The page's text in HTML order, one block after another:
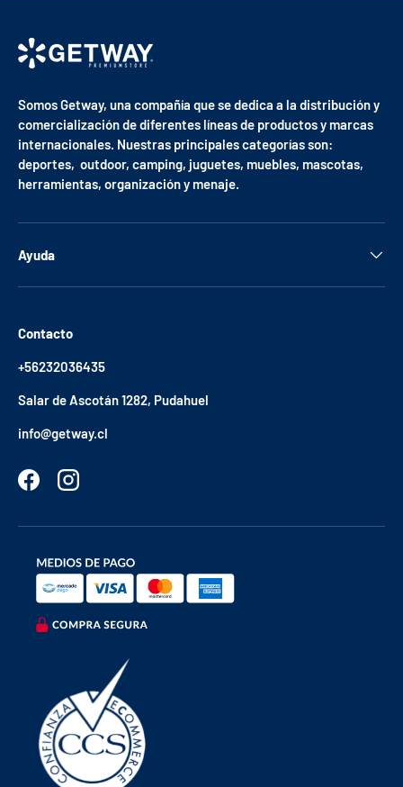
Somos Getway, una compañía que se dedica a la distribución y
comercialización de diferentes líneas de productos y marcas
internacionales. Nuestras principales categorías son:
deportes, outdoor, camping, juguetes, muebles, mascotas,
herramientas, organización y menaje.
Ayuda
Contacto
+56232036435
Salar de Ascotán 1282, Pudahuel
info@getway.cl
FacebookInstagram